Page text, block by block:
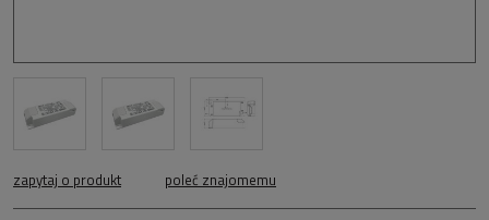
zapytaj o produkt poleć znajomemu